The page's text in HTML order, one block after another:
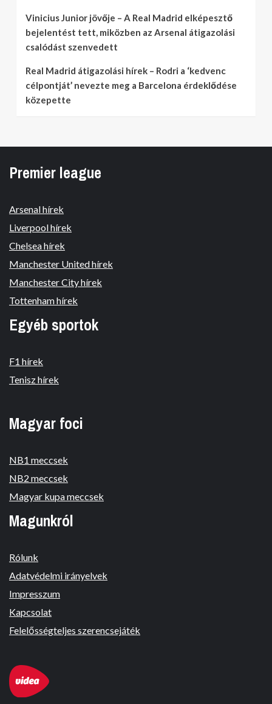
Vinicius Junior jövője – A Real Madrid elképesztő
bejelentést tett, miközben az Arsenal átigazolási
csalódást szenvedett
Real Madrid átigazolási hírek – Rodri a ‘kedvenc
célpontját’ nevezte meg a Barcelona érdeklődése
közepette
Premier league
Arsenal hírek
Liverpool hírek
Chelsea hírek
Manchester United hírek
Manchester City hírek
Tottenham hírek
Egyéb sportok
F1 hírek
Tenisz hírek
Magyar foci
NB1 meccsek
NB2 meccsek
Magyar kupa meccsek
Magunkról
Rólunk
Adatvédelmi irányelvek
Impresszum
Kapcsolat
Felelősségteljes szerencsejáték